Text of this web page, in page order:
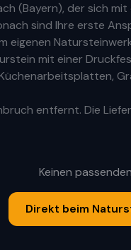
(Bayern), der sich
sind Ihre erste
eigenen
mit einer
entfernt. Die
Keinen
Direkt beim